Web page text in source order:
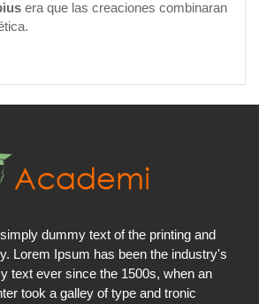
era que las creaciones combinaran
dummy text of the printing and
Lorem Ipsum has been the industry's
text ever since the 1500s, when an
took a galley of type and tronic